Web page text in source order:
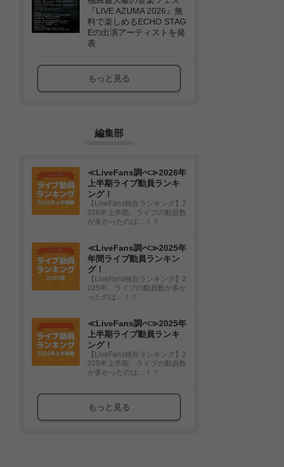
『LIVE AZUMA 2026』無
料で楽しめるECHO STAG
Eの出演アーティストを発
表
もっと見る
編集部
≪LiveFans調べ≫2026年
上半期ライブ動員ランキ
ング！
【LiveFans独自ランキング】2
026年上半期、ライブの動員数
が多かったのは…！？
≪LiveFans調べ≫2025年
年間ライブ動員ランキン
グ！
【LiveFans独自ランキング】2
025年、ライブの動員数が多か
ったのは…！？
≪LiveFans調べ≫2025年
上半期ライブ動員ランキ
ング！
【LiveFans独自ランキング】2
025年上半期、ライブの動員数
が多かったのは…！？
もっと見る